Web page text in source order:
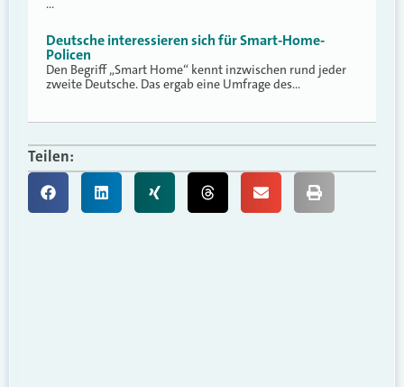
…
Deutsche interessieren sich für Smart-Home-
Policen
Den Begriff „Smart Home“ kennt inzwischen rund jeder
zweite Deutsche. Das ergab eine Umfrage des…
Teilen: